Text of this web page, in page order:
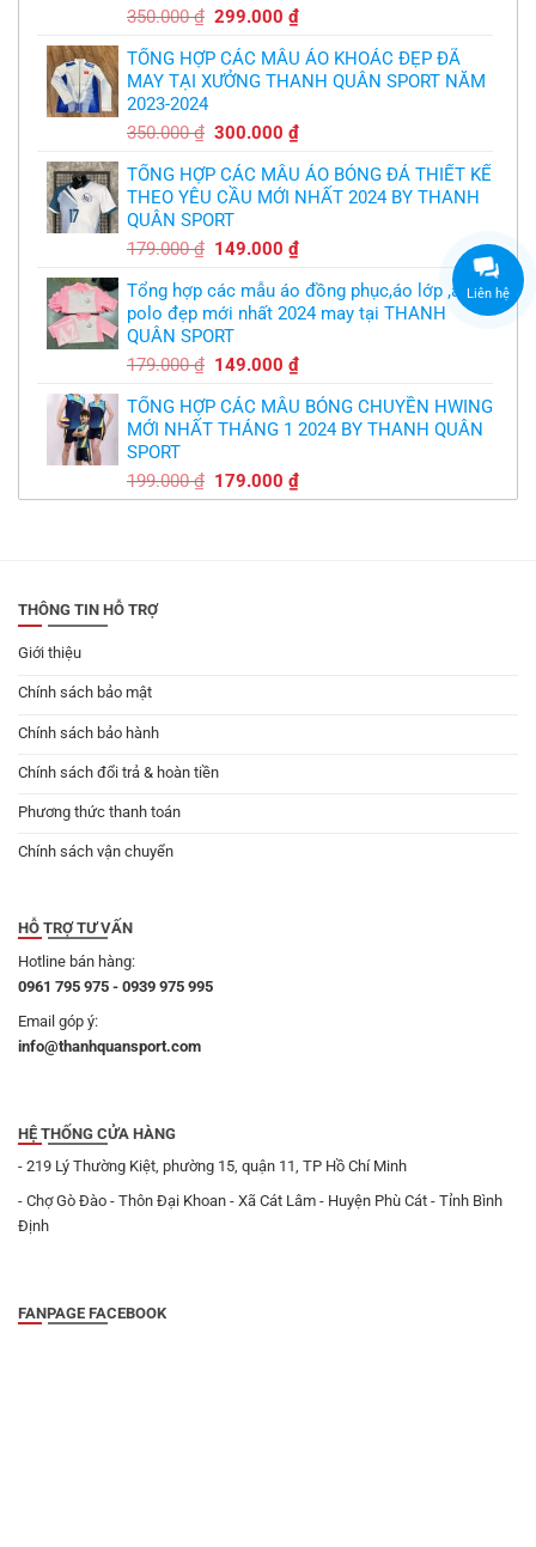
chát
bầy
quỷ
nhỏ
,thiết
free
350.000₫ Giá
là:
350.000 ₫.
299.000₫Giá
tại
là:
TỔNG HỢP CÁC MẪU ÁO KHOÁC ĐẸP ĐÃ
MAY TẠI XƯỞNG THANH QUÂN SPORT NĂM
2023-2024
350.000₫ Giá
là:
350.000 ₫.
300.000₫Giá
tại
là:
TỔNG HỢP CÁC MẪU ÁO BÓNG ĐÁ THIẾT KẾ
THEO YÊU CẦU MỚI NHẤT 2024 BY THANH
QUÂN SPORT
179.000₫ Giá
là:
179.000 ₫.
149.000₫Giá
tại
là:
Tổng hợp các mẫu áo đồng phục,áo lớp ,áo
polo đẹp mới nhất 2024 may tại THANH
QUÂN SPORT
179.000₫ Giá
là:
179.000 ₫.
149.000₫Giá
tại
là:
TỔNG HỢP CÁC MẪU BÓNG CHUYỀN HWING
MỚI NHẤT THÁNG 1 2024 BY THANH QUÂN
SPORT
199.000₫ Giá
gốc
179.000₫Giá
hiện
THÔNG TIN HỖ TRỢ
Giới thiệu
Chính sách bảo mật
Chính sách bảo hành
Chính sách đổi trả & hoàn tiền
Phương thức thanh toán
Chính sách vận chuyển
HỖ TRỢ TƯ VẤN
Hotline bán hàng:
0961 795 975 - 0939 975 995
Email góp ý:
info@thanhquansport.com
HỆ THỐNG CỬA HÀNG
- 219 Lý Thường Kiệt, phường 15, quận 11, TP Hồ Chí Minh
- Chợ Gò Đào - Thôn Đại Khoan - Xã Cát Lâm - Huyện Phù Cát - Tỉnh Bình
Định
FANPAGE FACEBOOK
Liên hệ